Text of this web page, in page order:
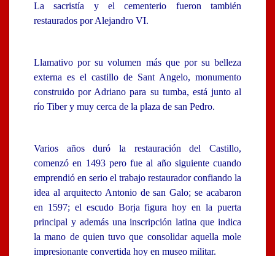
La sacristía y el cementerio fueron también
restaurados por Alejandro VI.
Llamativo por su volumen más que por su belleza
externa es el castillo de Sant Angelo, monumento
construido por Adriano para su tumba, está junto al
río Tiber y muy cerca de la plaza de san Pedro.
Varios años duró la restauración del Castillo,
comenzó en 1493 pero fue al año siguiente cuando
emprendió en serio el trabajo restaurador confiando la
idea al arquitecto Antonio de san Galo; se acabaron
en 1597; el escudo Borja figura hoy en la puerta
principal y además una inscripción latina que indica
la mano de quien tuvo que consolidar aquella mole
impresionante convertida hoy en museo militar.